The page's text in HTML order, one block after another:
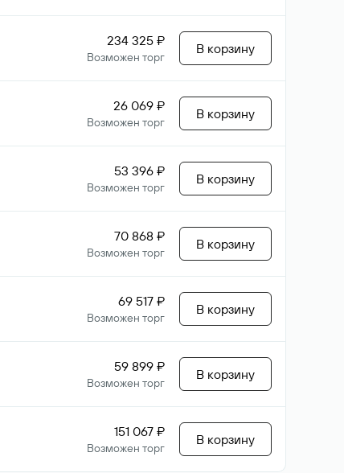
234 325 ₽
Возможен торг
В корзину
26 069 ₽
Возможен торг
В корзину
53 396 ₽
Возможен торг
В корзину
70 868 ₽
Возможен торг
В корзину
69 517 ₽
Возможен торг
В корзину
59 899 ₽
Возможен торг
В корзину
151 067 ₽
Возможен торг
В корзину